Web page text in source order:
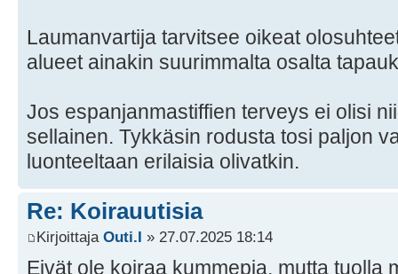
Laumanvartija tarvitsee oikeat
alueet ainakin suurimmalta osalta
Jos espanjanmastiffien terveys ei olisi
sellainen. Tykkäsin rodusta tosi paljon
luonteeltaan erilaisia olivatkin.
Re: Koirauutisia
Kirjoittaja Outi.I » 27.07.2025 18:14
Eivät ole koiraa kummepia, mutta tuolla